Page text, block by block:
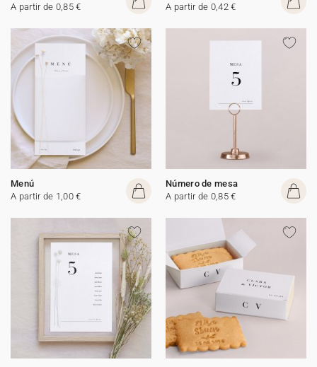
A partir de 0,85 € A partir de 0,42 €
Menú
A partir de 1,00 €
Número de mesa
A partir de 0,85 €